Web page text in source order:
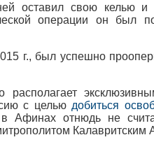
оставил свою келью
операции он был
г., был успешно
с целью добиться
Афинах отнюдь не
Калавритским